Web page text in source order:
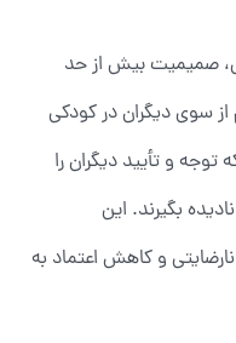
صمیمیت بیش از حد
از سوی دیگران در کودکی
و تأیید دیگران را
بگیرند. این
و کاهش اعتماد به